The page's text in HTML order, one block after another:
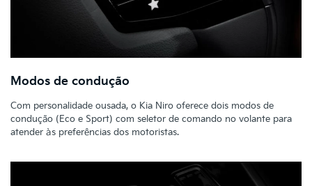
Modos de condução
Com personalidade ousada, o Kia Niro oferece dois modos de
condução (Eco e Sport) com seletor de comando no volante para
atender às preferências dos motoristas.